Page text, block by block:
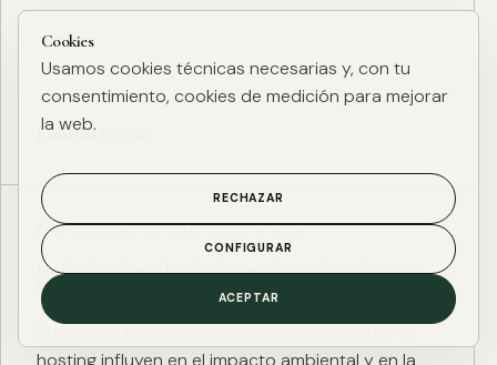
Leer artículo
ESG DIGITAL·27 ENE. 2025·4 MIN
Huella de carbono digital: cómo medir y reducir el impacto
ESG de una web
El peso de página, las imágenes, los scripts y el
hosting influyen en el impacto ambiental y en la
Cookies
Usamos cookies técnicas necesarias y, con tu
consentimiento, cookies de medición para mejorar
la web.
RECHAZAR
CONFIGURAR
ACEPTAR